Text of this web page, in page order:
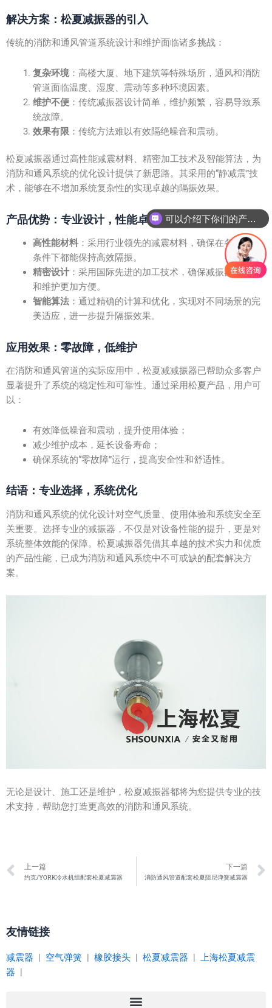
解决方案：松夏减振器的引入
传统的消防和通风管道系统设计和维护面临诸多挑战：
复杂环境：高楼大厦、地下建筑等特殊场所，通风和消防
管道面临温度、湿度、震动等多种环境因素。
维护不便：传统减振器设计简单，维护频繁，容易导致系
统故障。
效果有限：传统方法难以有效隔绝噪音和震动。
松夏减振器通过高性能减震材料、精密加工技术及智能算法，为
消防和通风系统的优化设计提供了新思路。其采用的“静减震”技
术，能够在不增加系统复杂性的实现卓越的隔振效果。
产品优势：专业设计，性能卓越
高性能材料：采用行业领先的减震材料，确保在各种使用
条件下都能保持高效隔振。
精密设计：采用国际先进的加工技术，确保减振器的安装
和维护更加方便。
智能算法：通过精确的计算和优化，实现对不同场景的完
美适应，进一步提升隔振效果。
应用效果：零故障，低维护
在消防和通风管道的实际应用中，松夏减减振器已帮助众多客户
显著提升了系统的稳定性和可靠性。通过采用松夏产品，用户可
以：
有效降低噪音和震动，提升使用体验；
减少维护成本，延长设备寿命；
确保系统的“零故障”运行，提高安全性和舒适性。
结语：专业选择，系统优化
消防和通风系统的优化设计对空气质量、使用体验和系统安全至
关重要。选择专业的减振器，不仅是对设备性能的提升，更是对
系统整体效能的保障。松夏减振器凭借其卓越的技术实力和优质
的产品性能，已成为消防和通风系统中不可或缺的配套解决方
案。
无论是设计、施工还是维护，松夏减振器都将为您提供专业的技
术支持，帮助您打造更高效的消防和通风系统。
Prev
上一篇
约克/YORK冷水机组配套松夏减震器
下一篇
消防通风管道配套松夏阻尼弹簧减震器
友情链接
减震器 | 空气弹簧 | 橡胶接头 | 松夏减震器 | 上海松夏减震
器 |
可以介绍下你们的产品么？